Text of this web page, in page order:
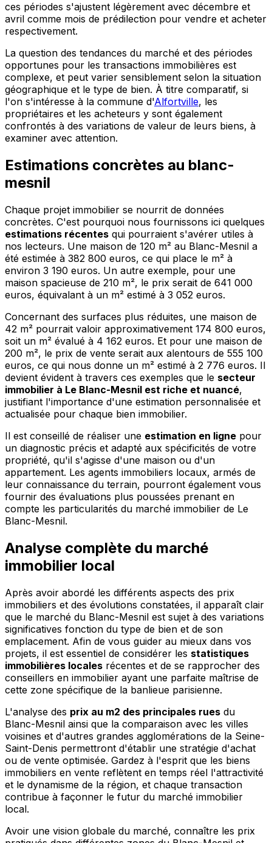
ces périodes s'ajustent légèrement avec décembre et
avril comme mois de prédilection pour vendre et acheter
respectivement.
La question des tendances du marché et des périodes
opportunes pour les transactions immobilières est
complexe, et peut varier sensiblement selon la situation
géographique et le type de bien. À titre comparatif, si
l'on s'intéresse à la commune d'Alfortville, les
propriétaires et les acheteurs y sont également
confrontés à des variations de valeur de leurs biens, à
examiner avec attention.
Estimations concrètes au blanc-
mesnil
Chaque projet immobilier se nourrit de données
concrètes. C'est pourquoi nous fournissons ici quelques
estimations récentes qui pourraient s'avérer utiles à
nos lecteurs. Une maison de 120 m² au Blanc-Mesnil a
été estimée à 382 800 euros, ce qui place le m² à
environ 3 190 euros. Un autre exemple, pour une
maison spacieuse de 210 m², le prix serait de 641 000
euros, équivalant à un m² estimé à 3 052 euros.
Concernant des surfaces plus réduites, une maison de
42 m² pourrait valoir approximativement 174 800 euros,
soit un m² évalué à 4 162 euros. Et pour une maison de
200 m², le prix de vente serait aux alentours de 555 100
euros, ce qui nous donne un m² estimé à 2 776 euros. Il
devient évident à travers ces exemples que le secteur
immobilier à Le Blanc-Mesnil est riche et nuancé,
justifiant l'importance d'une estimation personnalisée et
actualisée pour chaque bien immobilier.
Il est conseillé de réaliser une estimation en ligne pour
un diagnostic précis et adapté aux spécificités de votre
propriété, qu'il s'agisse d'une maison ou d'un
appartement. Les agents immobiliers locaux, armés de
leur connaissance du terrain, pourront également vous
fournir des évaluations plus poussées prenant en
compte les particularités du marché immobilier de Le
Blanc-Mesnil.
Analyse complète du marché
immobilier local
Après avoir abordé les différents aspects des prix
immobiliers et des évolutions constatées, il apparaît clair
que le marché du Blanc-Mesnil est sujet à des variations
significatives fonction du type de bien et de son
emplacement. Afin de vous guider au mieux dans vos
projets, il est essentiel de considérer les statistiques
immobilières locales récentes et de se rapprocher des
conseillers en immobilier ayant une parfaite maîtrise de
cette zone spécifique de la banlieue parisienne.
L'analyse des prix au m2 des principales rues du
Blanc-Mesnil ainsi que la comparaison avec les villes
voisines et d'autres grandes agglomérations de la Seine-
Saint-Denis permettront d'établir une stratégie d'achat
ou de vente optimisée. Gardez à l'esprit que les biens
immobiliers en vente reflètent en temps réel l'attractivité
et le dynamisme de la région, et chaque transaction
contribue à façonner le futur du marché immobilier
local.
Avoir une vision globale du marché, connaître les prix